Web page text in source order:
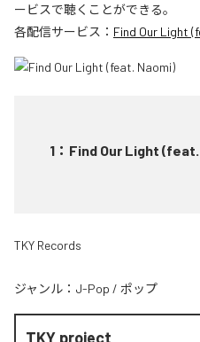
ービスで聴くことができる。
各配信サービス： Find Our Light
1 ： Find Our Light
TKY Records
ジャンル： J-Pop / ポップ
TKY project